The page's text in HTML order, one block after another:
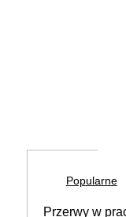
Popularne
Przerwy w